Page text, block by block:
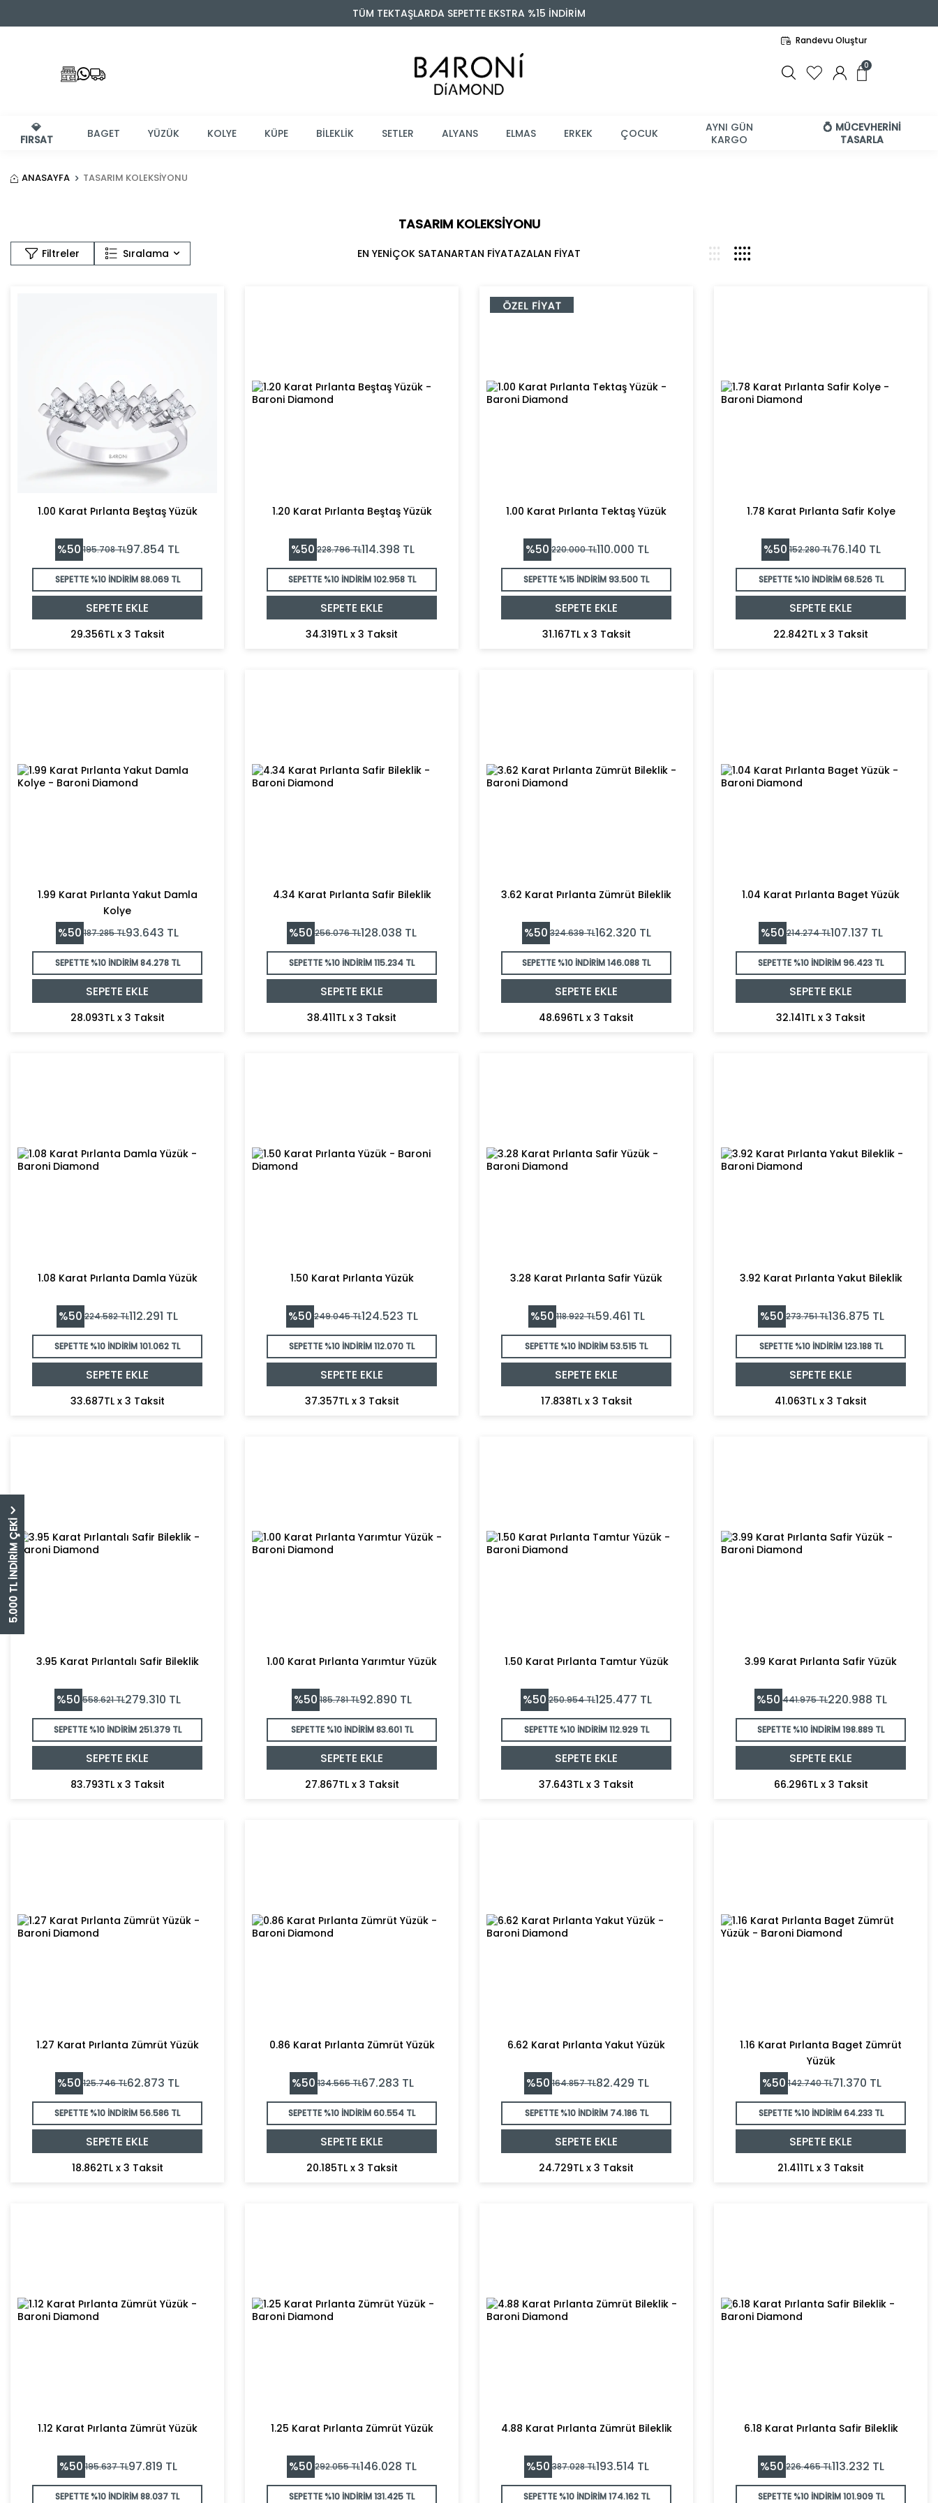
5.000 TL İNDİRİM ÇEKİ
TÜM TEKTAŞLARDA SEPETTE EKSTRA %15 İNDİRİM
Randevu Oluştur
0
💎
FIRSAT
BAGET YÜZÜK KOLYE KÜPE BİLEKLİK SETLER ALYANS ELMAS ERKEK ÇOCUK
AYNI GÜN
KARGO
💍 MÜCEVHERİNİ
TASARLA
ANASAYFA TASARIM KOLEKSIYONU
TASARIM KOLEKSIYONU
Filtreler Sıralama EN YENİÇOK SATANARTAN FİYATAZALAN FİYAT
1.00 Karat Pırlanta Beştaş Yüzük
%50 195.708TL97.854 TL
SEPETTE %10 İNDİRİM88.069 TL
SEPETE EKLE
29.356TL x 3 Taksit
1.20 Karat Pırlanta Beştaş Yüzük
%50 228.796TL114.398 TL
SEPETTE %10 İNDİRİM102.958 TL
SEPETE EKLE
34.319TL x 3 Taksit
1.00 Karat Pırlanta Tektaş Yüzük
%50 220.000TL110.000 TL
SEPETTE %15 İNDİRİM93.500 TL
SEPETE EKLE
31.167TL x 3 Taksit
1.78 Karat Pırlanta Safir Kolye
%50 152.280TL76.140 TL
SEPETTE %10 İNDİRİM68.526 TL
SEPETE EKLE
22.842TL x 3 Taksit
1.99 Karat Pırlanta Yakut Damla
Kolye
%50 187.285TL93.643 TL
SEPETTE %10 İNDİRİM84.278 TL
SEPETE EKLE
28.093TL x 3 Taksit
4.34 Karat Pırlanta Safir Bileklik
%50 256.076TL128.038 TL
SEPETTE %10 İNDİRİM115.234 TL
SEPETE EKLE
38.411TL x 3 Taksit
3.62 Karat Pırlanta Zümrüt Bileklik
%50 324.639TL162.320 TL
SEPETTE %10 İNDİRİM146.088 TL
SEPETE EKLE
48.696TL x 3 Taksit
1.04 Karat Pırlanta Baget Yüzük
%50 214.274TL107.137 TL
SEPETTE %10 İNDİRİM96.423 TL
SEPETE EKLE
32.141TL x 3 Taksit
1.08 Karat Pırlanta Damla Yüzük
%50 224.582TL112.291 TL
SEPETTE %10 İNDİRİM101.062 TL
SEPETE EKLE
33.687TL x 3 Taksit
1.50 Karat Pırlanta Yüzük
%50 249.045TL124.523 TL
SEPETTE %10 İNDİRİM112.070 TL
SEPETE EKLE
37.357TL x 3 Taksit
3.28 Karat Pırlanta Safir Yüzük
%50 118.922TL59.461 TL
SEPETTE %10 İNDİRİM53.515 TL
SEPETE EKLE
17.838TL x 3 Taksit
3.92 Karat Pırlanta Yakut Bileklik
%50 273.751TL136.875 TL
SEPETTE %10 İNDİRİM123.188 TL
SEPETE EKLE
41.063TL x 3 Taksit
3.95 Karat Pırlantalı Safir Bileklik
%50 558.621TL279.310 TL
SEPETTE %10 İNDİRİM251.379 TL
SEPETE EKLE
83.793TL x 3 Taksit
1.00 Karat Pırlanta Yarımtur Yüzük
%50 185.781TL92.890 TL
SEPETTE %10 İNDİRİM83.601 TL
SEPETE EKLE
27.867TL x 3 Taksit
1.50 Karat Pırlanta Tamtur Yüzük
%50 250.954TL125.477 TL
SEPETTE %10 İNDİRİM112.929 TL
SEPETE EKLE
37.643TL x 3 Taksit
3.99 Karat Pırlanta Safir Yüzük
%50 441.975TL220.988 TL
SEPETTE %10 İNDİRİM198.889 TL
SEPETE EKLE
66.296TL x 3 Taksit
1.27 Karat Pırlanta Zümrüt Yüzük
%50 125.746TL62.873 TL
SEPETTE %10 İNDİRİM56.586 TL
SEPETE EKLE
18.862TL x 3 Taksit
0.86 Karat Pırlanta Zümrüt Yüzük
%50 134.565TL67.283 TL
SEPETTE %10 İNDİRİM60.554 TL
SEPETE EKLE
20.185TL x 3 Taksit
6.62 Karat Pırlanta Yakut Yüzük
%50 164.857TL82.429 TL
SEPETTE %10 İNDİRİM 74.186 TL
SEPETE EKLE
24.729TL x 3 Taksit
1.16 Karat Pırlanta Baget Zümrüt
Yüzük
%50 142.740TL71.370 TL
SEPETTE %10 İNDİRİM64.233 TL
SEPETE EKLE
21.411TL x 3 Taksit
1.12 Karat Pırlanta Zümrüt Yüzük
%50 195.637TL97.819 TL
SEPETTE %10 İNDİRİM88.037 TL
1.25 Karat Pırlanta Zümrüt Yüzük
%50 292.055TL146.028 TL
SEPETTE %10 İNDİRİM131.425 TL
4.88 Karat Pırlanta Zümrüt Bileklik
%50 387.028TL193.514 TL
SEPETTE %10 İNDİRİM174.162 TL
6.18 Karat Pırlanta Safir Bileklik
%50 226.465TL113.232 TL
SEPETTE %10 İNDİRİM101.909 TL